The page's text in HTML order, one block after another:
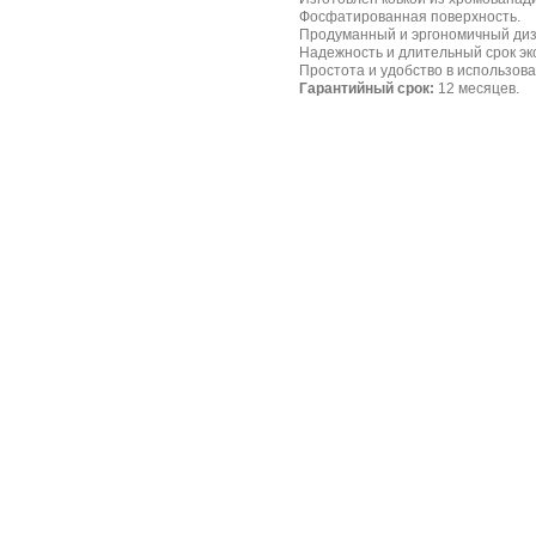
Фосфатированная поверхность.
Продуманный и эргономичный
Надежность и длительный срок
Простота и удобство в
Гарантийный срок: 12 месяцев.